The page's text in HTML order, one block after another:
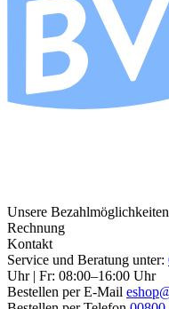
Unsere Bezahlmöglichkeiten
Rechnung
Kontakt
Service und Beratung unter:
Uhr | Fr: 08:00–16:00 Uhr
Bestellen per E-Mail